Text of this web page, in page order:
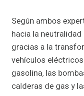
Según ambos
hacia la
gracias a la
vehículos
gasolina, las
calderas de gas y